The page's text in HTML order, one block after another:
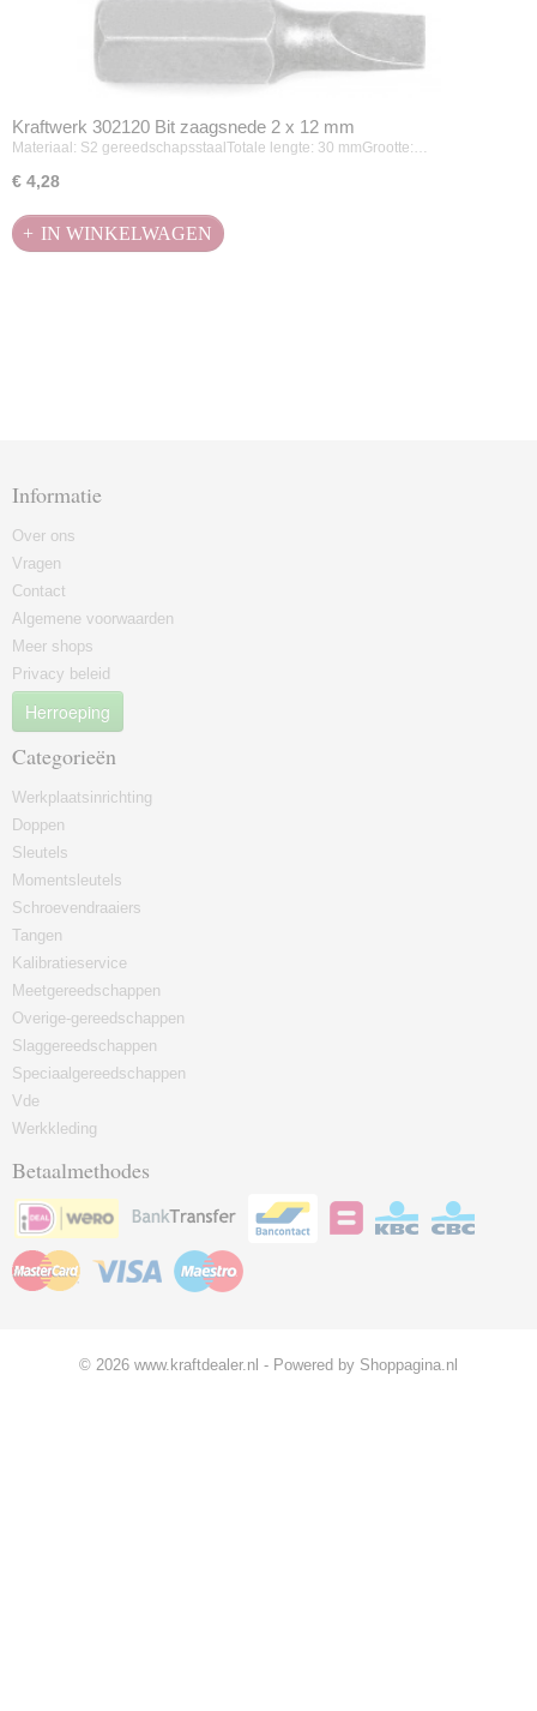
Kraftwerk 302120 Bit zaagsnede 2 x 12 mm
Materiaal: S2 gereedschapsstaalTotale lengte: 30 mmGrootte:…
€ 4,28
IN WINKELWAGEN
Informatie
Over ons
Vragen
Contact
Algemene voorwaarden
Meer shops
Privacy beleid
Herroeping
Categorieën
Werkplaatsinrichting
Doppen
Sleutels
Momentsleutels
Schroevendraaiers
Tangen
Kalibratieservice
Meetgereedschappen
Overige-gereedschappen
Slaggereedschappen
Speciaalgereedschappen
Vde
Werkkleding
Betaalmethodes
© 2026 www.kraftdealer.nl - Powered by Shoppagina.nl